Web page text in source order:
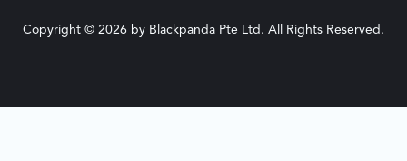
Copyright © 2026 by Blackpanda Pte Ltd. All Rights Reserved.